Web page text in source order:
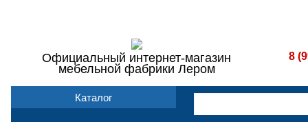
Официальный интернет-магазин
мебельной фабрики Лером
8
Каталог